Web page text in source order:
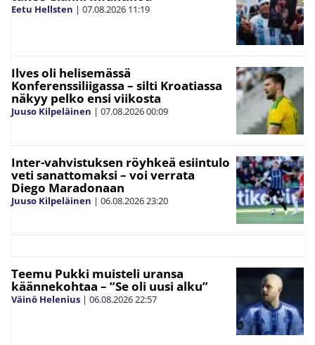
Eetu Hellsten | 07.08.2026 11:19
Ilves oli helisemässä
Konferenssiliigassa – silti Kroatiassa
näkyy pelko ensi viikosta
Juuso Kilpeläinen | 07.08.202600:09
Inter-vahvistuksen röyhkeä esiintulo
veti sanattomaksi – voi verrata
Diego Maradonaan
Juuso Kilpeläinen | 06.08.202623:20
Teemu Pukki muisteli uransa
käännekohtaa – ”Se oli uusi alku”
Väinö Helenius | 06.08.202622:57